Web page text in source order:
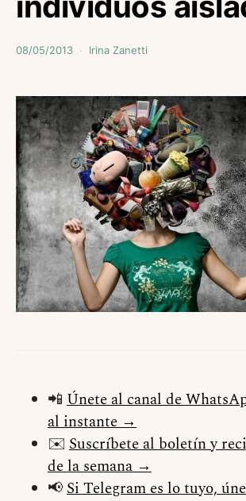
08/05/2013 Irina Zanetti
📲 Únete al canal de
al instante →
✉️ Suscríbete al boletín y
de la semana →
📢Si Telegram es lo tuyo,